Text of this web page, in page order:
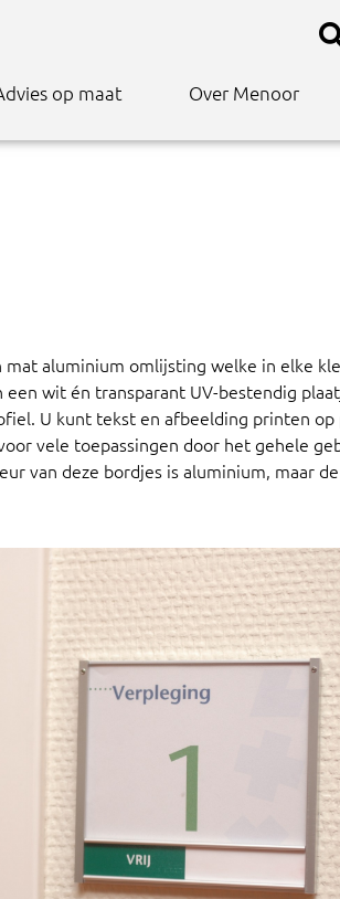
op maat Over Menoor
aluminium omlijsting welke in elke
wit én transparant UV-bestendig
U kunt tekst en afbeelding printen op
vele toepassingen door het gehele
van deze bordjes is aluminium, maar